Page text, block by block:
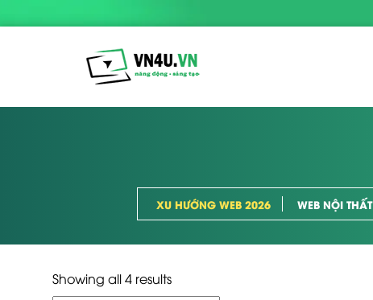
XU HƯỚNG WEB 2026 WEB NỘI THẤT
Showing all 4 results